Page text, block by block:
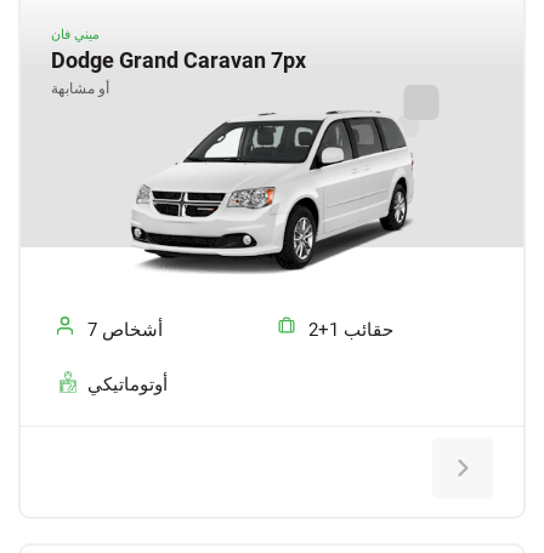
ميني فان
Dodge Grand Caravan 7px
أو مشابهة
7 أشخاص 2+1 حقائب
أوتوماتيكي